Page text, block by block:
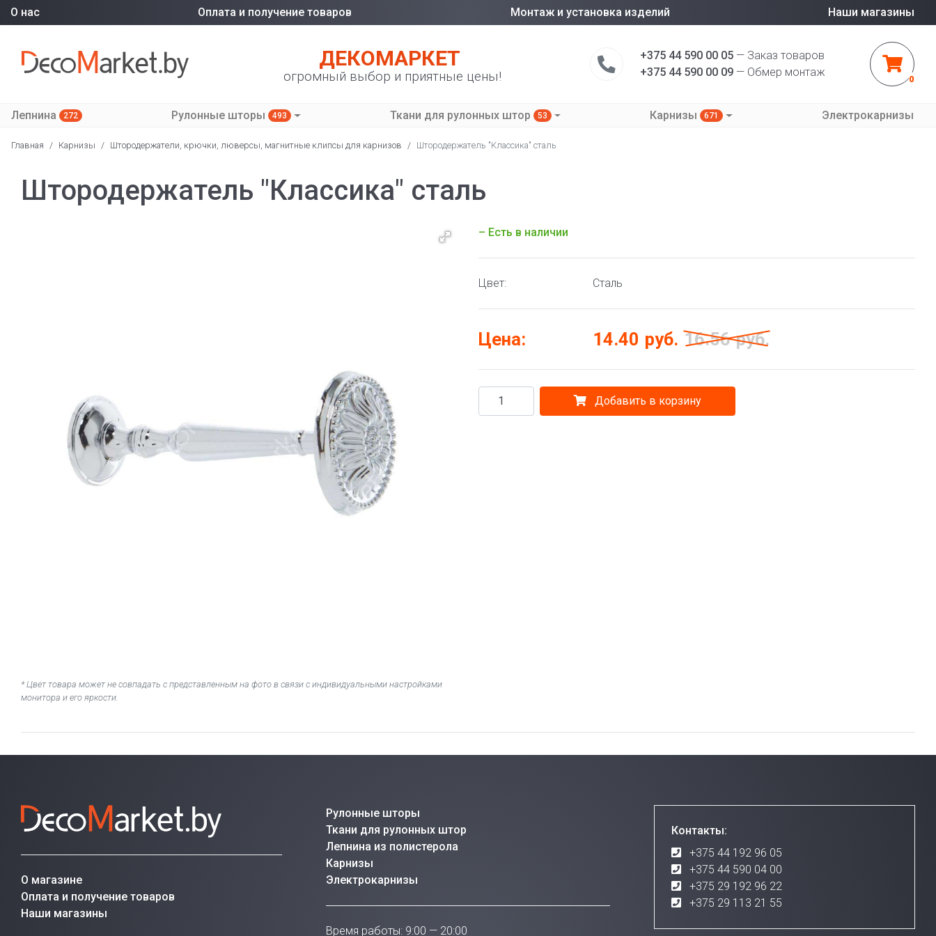
О нас Оплата и получение товаров Монтаж и установка изделий Наши магазины
ДЕКОМАРКЕТ
огромный выбор и приятные цены!
+375 44 590 00 05 — Заказ товаров
+375 44 590 00 09 — Обмер монтаж
0
Лепнина 272 Рулонные шторы 493 Ткани для рулонных штор 53 Карнизы 671 Электрокарнизы
Главная / Карнизы / Штородержатели, крючки, люверсы, магнитные клипсы для карнизов / Штородержатель "Классика" сталь
Штородержатель "Классика" сталь
* Цвет товара может не совпадать с представленным на фото в связи с индивидуальными настройками
монитора и его яркости.
– Есть в наличии
Цвет: Сталь
Цена: 14.40 руб. 16.56 руб.
Добавить в корзину
О магазине
Оплата и получение товаров
Наши магазины
Рулонные шторы
Ткани для рулонных штор
Лепнина из полистерола
Карнизы
Электрокарнизы
Время работы: 9:00 — 20:00
Контакты:
+375 44 192 96 05
+375 44 590 04 00
+375 29 192 96 22
+375 29 113 21 55